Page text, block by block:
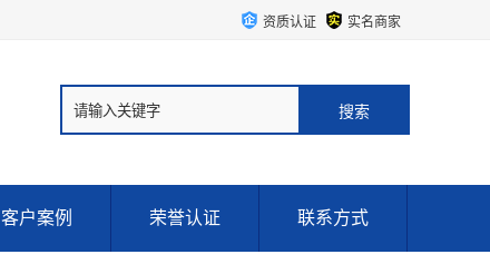
资质认证 实名商家
客户案例 荣誉认证 联系方式